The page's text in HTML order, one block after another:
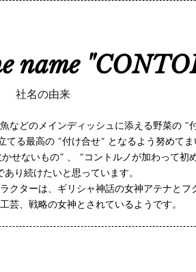
name
社名の由来
どのメインディッシュに添える野菜の ”
る最高の ”付け合せ” となるよう努めてま
せないもの” 、 “コントルノが加わって初
あり続けたいと思っています。
クターは、ギリシャ神話の女神アテナとフ
芸、戦略の女神とされているようです。